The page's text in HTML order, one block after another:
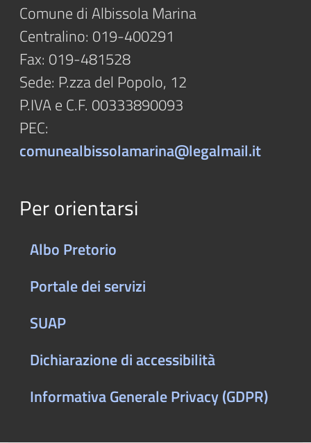
Comune di Albissola Marina
Centralino: 019-400291
Fax: 019-481528
Sede: P.zza del Popolo, 12
P.IVA e C.F. 00333890093
PEC:
comunealbissolamarina@legalmail.it
Per orientarsi
Albo Pretorio
Portale dei servizi
SUAP
Dichiarazione di accessibilità
Informativa Generale Privacy (GDPR)